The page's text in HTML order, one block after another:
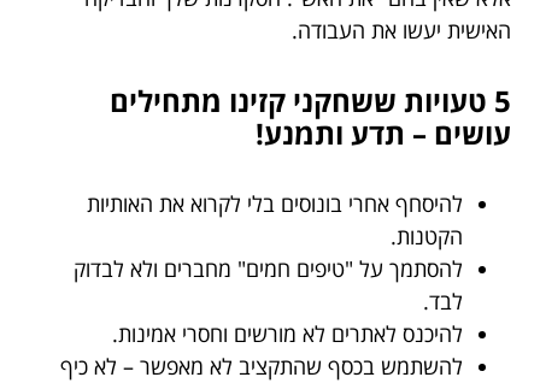
האישית יעשו את העבודה.
5 טעויות ששחקני קזינו מתחילים
עושים – תדע ותמנע!
להיסחף אחרי בונוסים בלי לקרוא את האותיות
הקטנות.
להסתמך על "טיפים חמים" מחברים ולא לבדוק
לבד.
להיכנס לאתרים לא מורשים וחסרי אמינות.
להשתמש בכסף שהתקציב לא מאפשר – לא כיף